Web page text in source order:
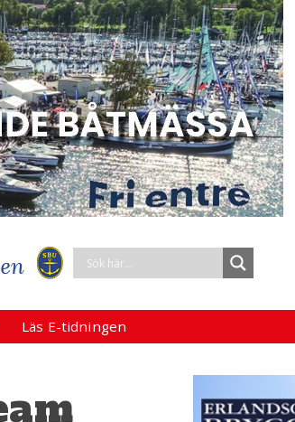
Läs E-tidningen